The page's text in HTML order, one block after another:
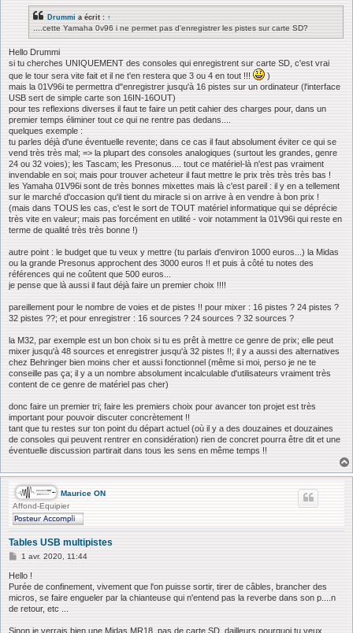
Drummi a écrit : ↑
....cette Yamaha 0v96 i ne permet pas d'enregistrer les pistes sur carte SD?
Hello Drummi
si tu cherches UNIQUEMENT des consoles qui enregistrent sur carte SD, c'est vrai
que le tour sera vite fait et il ne t'en restera que 3 ou 4 en tout !!!
)
mais la 01V96i te permettra d"enregistrer jusqu'à 16 pistes sur un ordinateur (l'interface
USB sert de simple carte son 16IN-16OUT)
pour tes reflexions diverses il faut te faire un petit cahier des charges pour, dans un
premier temps éliminer tout ce qui ne rentre pas dedans....
quelques exemple :
tu parles déjà d'une éventuelle revente; dans ce cas il faut absolument éviter ce qui se
vend très très mal; => la plupart des consoles analogiques (surtout les grandes, genre
24 ou 32 voies); les Tascam; les Presonus.... tout ce matériel-là n'est pas vraiment
invendable en soi; mais pour trouver acheteur il faut mettre le prix très très très bas !
les Yamaha 01V96i sont de très bonnes mixettes mais là c'est pareil : il y en a tellement
sur le marché d'occasion qu'il tient du miracle si on arrive à en vendre à bon prix !
(mais dans TOUS les cas, c'est le sort de TOUT matériel informatique qui se déprécie
très vite en valeur; mais pas forcément en utilité - voir notamment la 01V96i qui reste en
terme de qualité très très bonne !)
autre point : le budget que tu veux y mettre (tu parlais d'environ 1000 euros...) la Midas
ou la grande Presonus approchent des 3000 euros !! et puis à côté tu notes des
références qui ne coûtent que 500 euros...
je pense que là aussi il faut déjà faire un premier choix !!!!
pareillement pour le nombre de voies et de pistes !! pour mixer : 16 pistes ? 24 pistes ?
32 pistes ??; et pour enregistrer : 16 sources ? 24 sources ? 32 sources ?
la M32, par exemple est un bon choix si tu es prêt à mettre ce genre de prix; elle peut
mixer jusqu'à 48 sources et enregistrer jusqu'à 32 pistes !!; il y a aussi des alternatives
chez Behringer bien moins cher et aussi fonctionnel (même si moi, perso je ne te
conseille pas ça; il y a un nombre absolument incalculable d'utilisateurs vraiment très
content de ce genre de matériel pas cher)
donc faire un premier tri; faire les premiers choix pour avancer ton projet est très
important pour pouvoir discuter concrètement !!
tant que tu restes sur ton point du départ actuel (où il y a des douzaines et douzaines
de consoles qui peuvent rentrer en considération) rien de concret pourra être dit et une
éventuelle discussion partirait dans tous les sens en même temps !!
Maurice ON
Affond-Equipier
Tables USB multipistes
M
s
s
g
e
1 avr. 2020, 11:44
Hello !
Purée de confinement, vivement que l'on puisse sortir, tirer de câbles, brancher des
micros, se faire engueler par la chianteuse qui n'entend pas la reverbe dans son p....n
de retour, etc ...
Sinon je verrais bien une Midas MR18, pas de carte SD, dailleurs pourquoi tu veux